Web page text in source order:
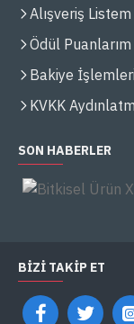
Alışveriş Listem
Ödül Puanlarım
Bakiye
KVKK
SON HABERLER
BIZI TAKIP ET